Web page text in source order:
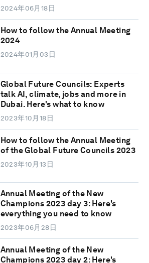
2024年06月18日
How to follow the Annual Meeting
2024
2024年01月03日
Global Future Councils: Experts
talk AI, climate, jobs and more in
Dubai. Here's what to know
2023年10月18日
How to follow the Annual Meeting
of the Global Future Councils 2023
2023年10月13日
Annual Meeting of the New
Champions 2023 day 3: Here's
everything you need to know
2023年06月28日
Annual Meeting of the New
Champions 2023 day 2: Here's